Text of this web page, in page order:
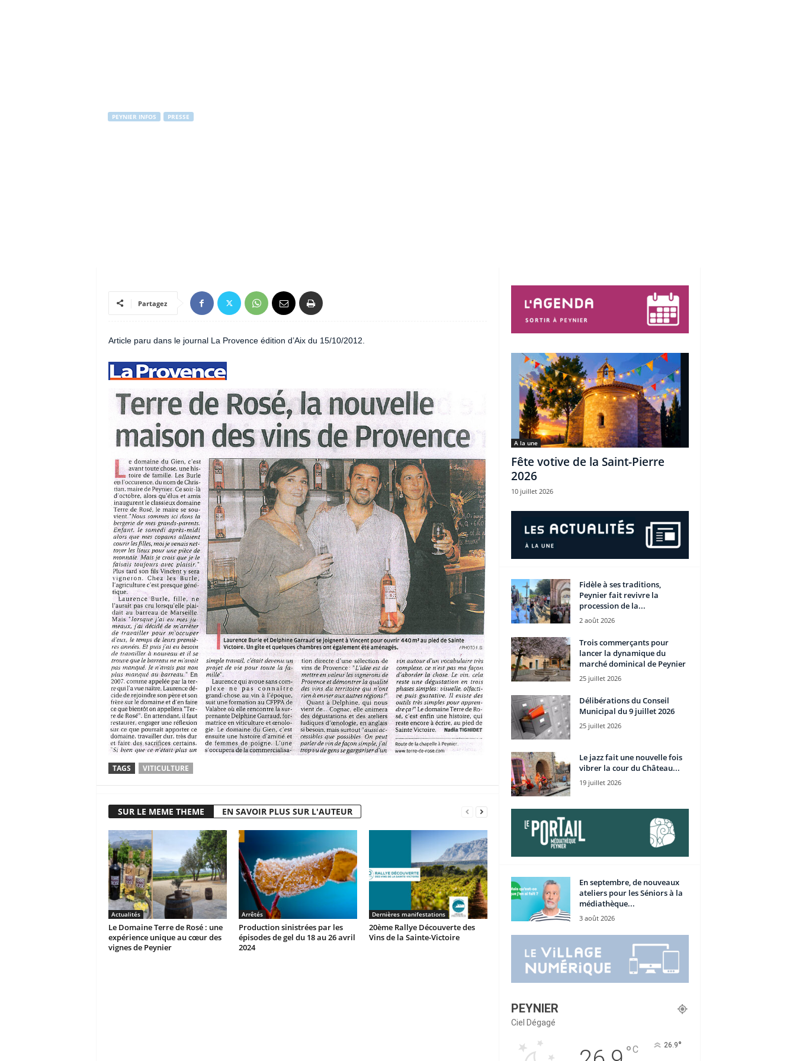
PEYNIER INFOS PRESSE
Partagez
Article paru dans le journal La Provence édition d’Aix du 15/10/2012.
TAGS VITICULTURE
SUR LE MEME THEME EN SAVOIR PLUS SUR L'AUTEUR
Actualités
Le Domaine Terre de Rosé : une
expérience unique au cœur des
vignes de Peynier
Arrêtés
Production sinistrées par les
épisodes de gel du 18 au 26 avril
2024
Dernières manifestations
20ème Rallye Découverte des
Vins de la Sainte-Victoire
A la une
Fête votive de la Saint-Pierre
2026
10 juillet 2026
Fidèle à ses traditions,
Peynier fait revivre la
procession de la...
2 août 2026
Trois commerçants pour
lancer la dynamique du
marché dominical de Peynier
25 juillet 2026
Délibérations du Conseil
Municipal du 9 juillet 2026
25 juillet 2026
Le jazz fait une nouvelle fois
vibrer la cour du Château...
19 juillet 2026
En septembre, de nouveaux
ateliers pour les Séniors à la
médiathèque...
3 août 2026
PEYNIER
Ciel Dégagé
°C 26.9°